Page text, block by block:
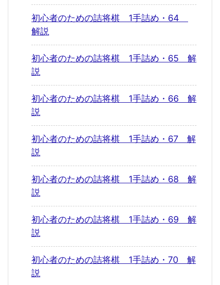
初心者のための詰将棋 1手詰め・64
解説
初心者のための詰将棋 1手詰め・65 解
説
初心者のための詰将棋 1手詰め・66 解
説
初心者のための詰将棋 1手詰め・67 解
説
初心者のための詰将棋 1手詰め・68 解
説
初心者のための詰将棋 1手詰め・69 解
説
初心者のための詰将棋 1手詰め・70 解
説